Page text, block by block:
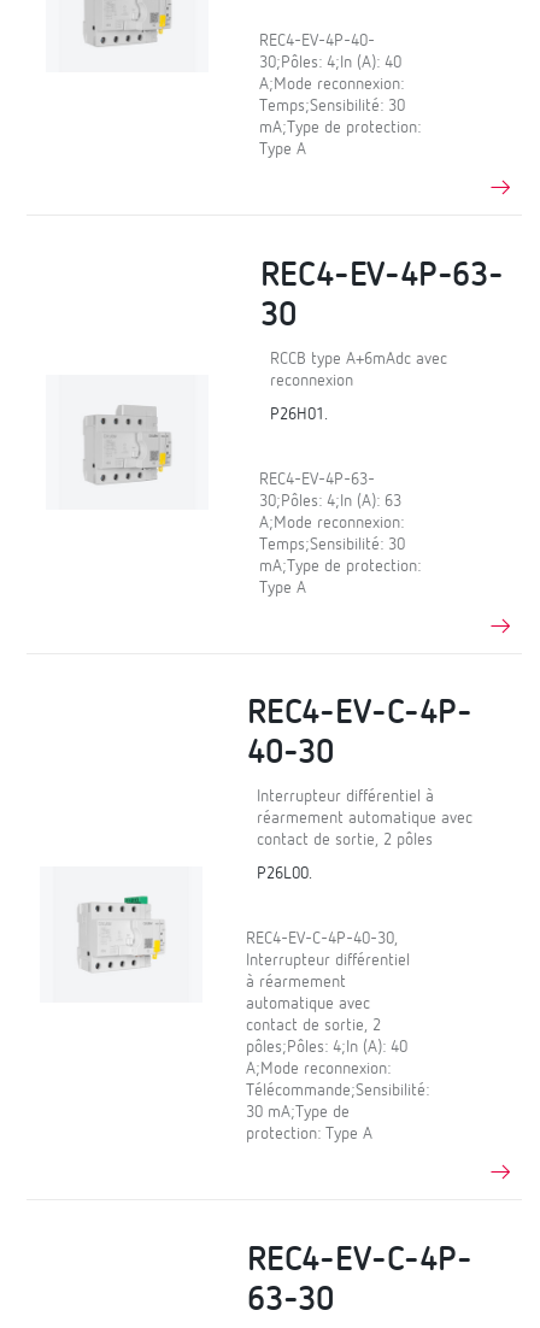
REC4-EV-4P-40-
30;Pôles: 4;In (A): 40
A;Mode reconnexion:
Temps;Sensibilité: 30
mA;Type de protection:
Type A
REC4-EV-4P-63-
30
RCCB type A+6mAdc avec
reconnexion
P26H01.
REC4-EV-4P-63-
30;Pôles: 4;In (A): 63
A;Mode reconnexion:
Temps;Sensibilité: 30
mA;Type de protection:
Type A
REC4-EV-C-4P-
40-30
Interrupteur différentiel à
réarmement automatique avec
contact de sortie, 2 pôles
P26L00.
REC4-EV-C-4P-40-30,
Interrupteur différentiel
à réarmement
automatique avec
contact de sortie, 2
pôles;Pôles: 4;In (A): 40
A;Mode reconnexion:
Télécommande;Sensibilité:
30 mA;Type de
protection: Type A
REC4-EV-C-4P-
63-30